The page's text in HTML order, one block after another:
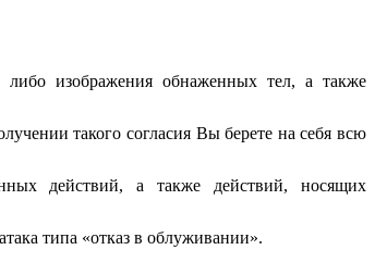
изображения обнаженных тел, а также
такого согласия Вы берете на себя всю
действий, а также действий, носящих
типа «отказ в облуживании».